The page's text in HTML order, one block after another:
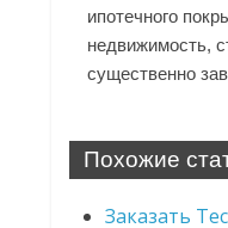
ипотечного
недвижимость,
существенно
Похожие
Заказать